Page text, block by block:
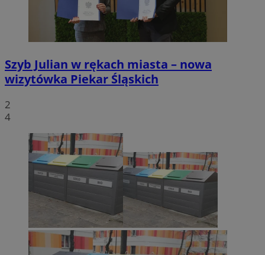
Szyb Julian w rękach miasta – nowa
wizytówka Piekar Śląskich
2
4